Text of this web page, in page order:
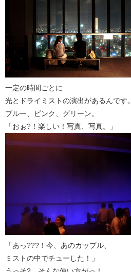
一定の時間ごとに
光とドライミストの演出があるんです。
ブルー、ピンク、グリーン。
「おぉ?！楽しい！写真、写真。」
「あっ???！今、あのカップル、
ミストの中でチューした！」